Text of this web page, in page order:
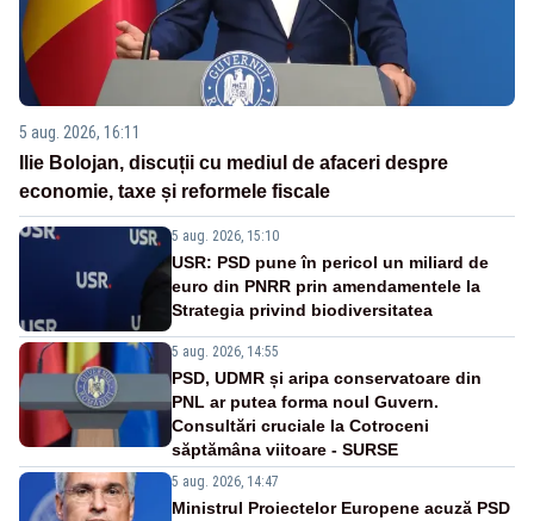
5 aug. 2026, 16:11
Ilie Bolojan, discuții cu mediul de afaceri despre
economie, taxe și reformele fiscale
5 aug. 2026, 15:10
USR: PSD pune în pericol un miliard de
euro din PNRR prin amendamentele la
Strategia privind biodiversitatea
5 aug. 2026, 14:55
PSD, UDMR și aripa conservatoare din
PNL ar putea forma noul Guvern.
Consultări cruciale la Cotroceni
săptămâna viitoare - SURSE
5 aug. 2026, 14:47
Ministrul Proiectelor Europene acuză PSD